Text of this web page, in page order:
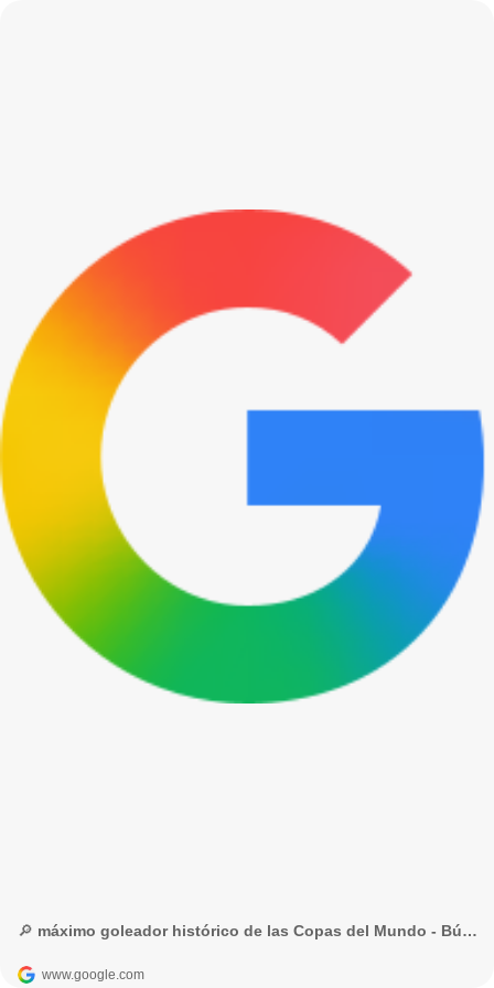
🔎 máximo goleador histórico de las Copas del Mundo - Búsqueda de Google
www.google.com